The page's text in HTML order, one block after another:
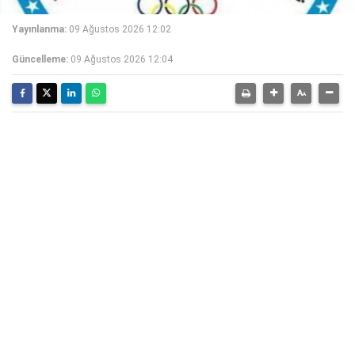
Yayınlanma: 09 Ağustos 2026 12:02
Güncelleme: 09 Ağustos 2026 12:04